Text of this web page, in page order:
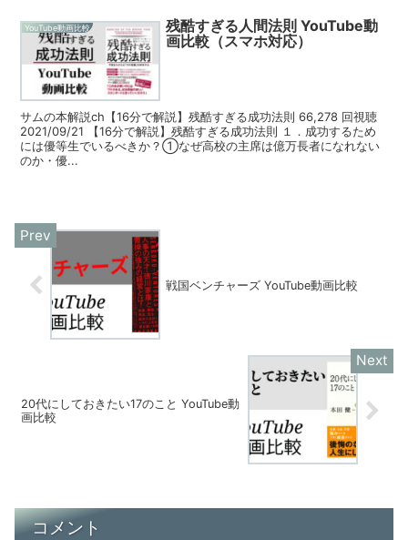
YouTube動画比較
残酷すぎる人間法則 YouTube動
画比較（スマホ対応）
サムの本解説ch【16分で解説】残酷すぎる成功法則 66,278 回視聴
2021/09/21 【16分で解説】残酷すぎる成功法則 １．成功するため
には優等生でいるべきか？①なぜ高校の主席は億万長者になれない
のか・優...
戦国ベンチャーズ YouTube動画比較
20代にしておきたい17のこと YouTube動
画比較
コメント